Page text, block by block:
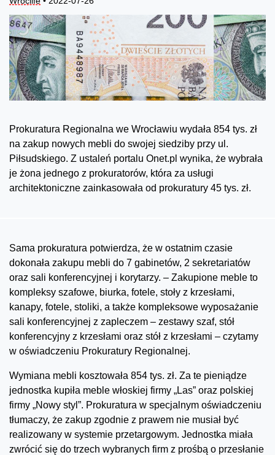
Prokuratura Regionalna we Wrocławiu wydała 854 tys. zł
na zakup nowych mebli do swojej siedziby przy ul.
Piłsudskiego. Z ustaleń portalu Onet.pl wynika, że wybrała
je żona jednego z prokuratorów, która za usługi
architektoniczne zainkasowała od prokuratury 45 tys. zł.
Sama prokuratura potwierdza, że w ostatnim czasie
dokonała zakupu mebli do 7 gabinetów, 2 sekretariatów
oraz sali konferencyjnej i korytarzy. – Zakupione meble to
kompleksy szafowe, biurka, fotele, stoły z krzesłami,
kanapy, fotele, stoliki, a także kompleksowe wyposażanie
sali konferencyjnej z zapleczem – zestawy szaf, stół
konferencyjny z krzesłami oraz stół z krzesłami – czytamy
w oświadczeniu Prokuratury Regionalnej.
Wymiana mebli kosztowała 854 tys. zł. Za te pieniądze
jednostka kupiła meble włoskiej firmy „Las” oraz polskiej
firmy „Nowy styl”. Prokuratura w specjalnym oświadczeniu
tłumaczy, że zakup zgodnie z prawem nie musiał być
realizowany w systemie przetargowym. Jednostka miała
zwrócić się do trzech wybranych firm z prośbą o przesłanie